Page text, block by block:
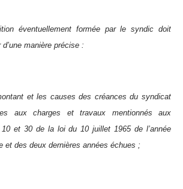
éventuellement formée par le syndic doit
d’une manière précise :
et les causes des créances du syndicat
aux charges et travaux mentionnés aux
et 30 de la loi du 10 juillet 1965 de l’année
et des deux dernières années échues ;